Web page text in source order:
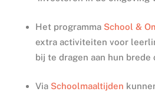
Het programma School &
extra activiteiten voor
bij te dragen aan hun
Via Schoolmaaltijden